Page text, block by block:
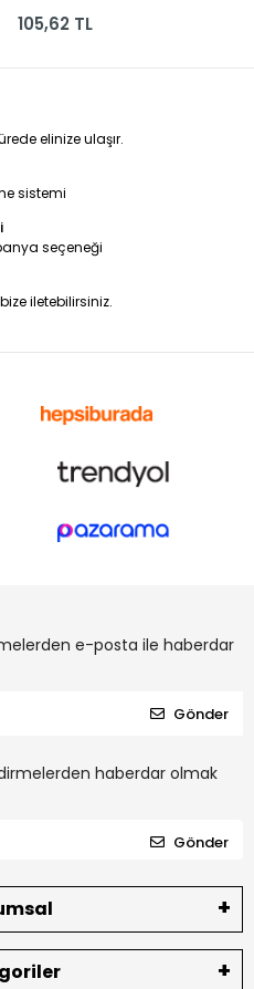
105,62 TL
elinize ulaşır.
sistemi
seçeneği
iletebilirsiniz.
e-posta ile haberdar
Gönder
haberdar olmak
Gönder